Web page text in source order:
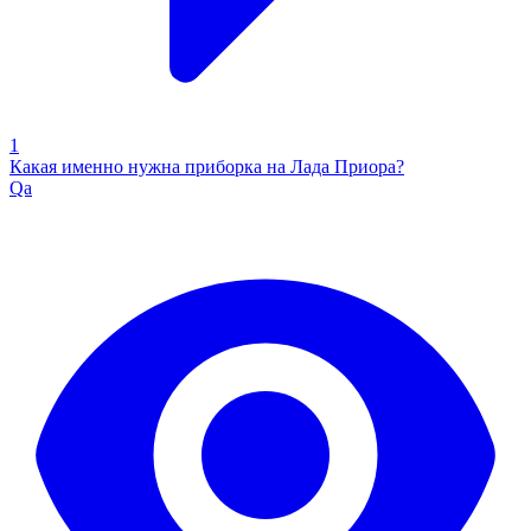
1
Какая именно нужна приборка на Лада Приора?
Qa